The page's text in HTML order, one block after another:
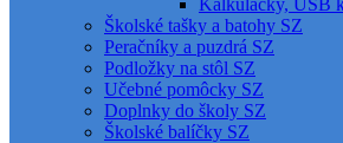
Kalkulačky, USB
Školské tašky a batohy SZ
Peračníky a puzdrá SZ
Podložky na stôl SZ
Učebné pomôcky SZ
Doplnky do školy SZ
Školské balíčky SZ